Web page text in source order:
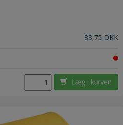
83,75 DKK
Læg i kurven